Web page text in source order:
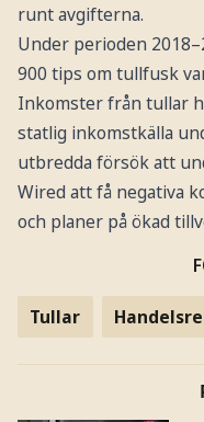
runt avgifterna.
Under perioden
900 tips om tullfusk
Inkomster från tullar
statlig inkomstkälla
utbredda försök att
Wired att få negativa
och planer på ökad
Tullar